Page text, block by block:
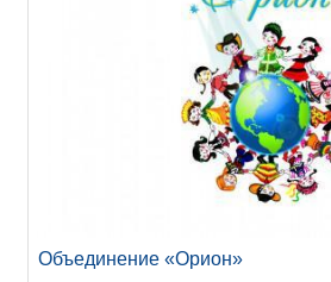
Объединение «Орион»